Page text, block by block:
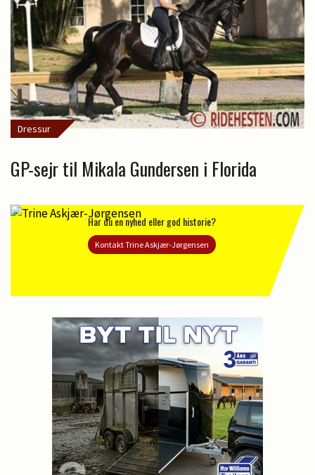
Dressur
GP-sejr til Mikala Gundersen i Florida
Har du en nyhed eller god historie?
Kontakt Trine Askjær-Jørgensen